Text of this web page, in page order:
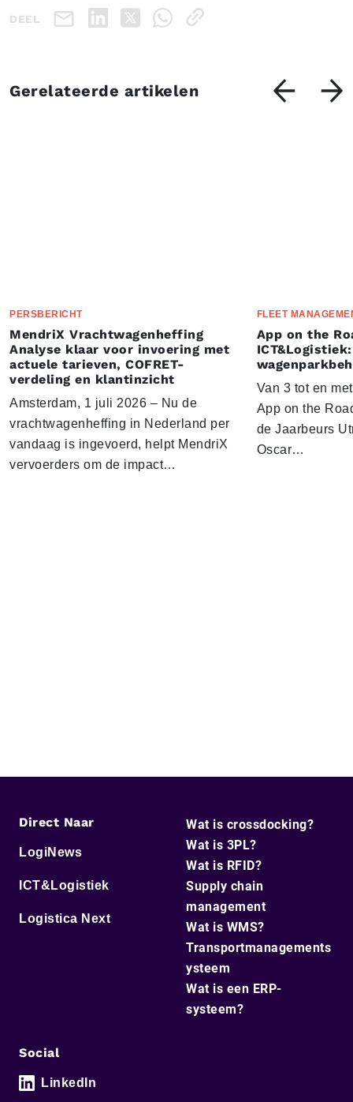
DEEL
Gerelateerde artikelen
PERSBERICHT
MendriX Vrachtwagenheffing
Analyse klaar voor invoering met
actuele tarieven, COFRET-
verdeling en klantinzicht
Amsterdam, 1 juli 2026 – Nu de
vrachtwagenheffing in Nederland per
vandaag is ingevoerd, helpt MendriX
vervoerders om de impact…
FLEET
App on the
Van 3 tot en
App on the
de Jaarbeurs
Oscar…
Direct Naar
LogiNews
ICT&Logistiek
Logistica Next
Wat is crossdocking?
Wat is 3PL?
Wat is RFID?
Supply chain
management
Wat is WMS?
Transportmanagements
ysteem
Wat is een ERP-
systeem?
Social
LinkedIn